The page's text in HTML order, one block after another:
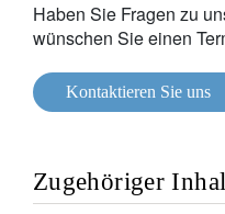
Haben Sie Fragen zu
wünschen Sie einen
Kontaktieren Sie uns
Zugehöriger